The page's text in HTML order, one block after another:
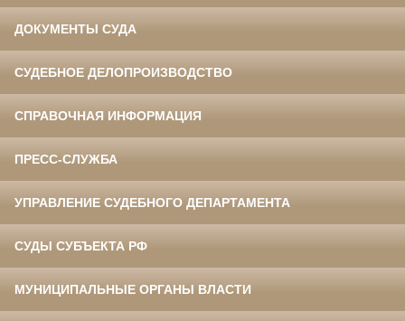
ДОКУМЕНТЫ СУДА
СУДЕБНОЕ ДЕЛОПРОИЗВОДСТВО
СПРАВОЧНАЯ ИНФОРМАЦИЯ
ПРЕСС-СЛУЖБА
УПРАВЛЕНИЕ СУДЕБНОГО ДЕПАРТАМЕНТА
СУДЫ СУБЪЕКТА РФ
МУНИЦИПАЛЬНЫЕ ОРГАНЫ ВЛАСТИ